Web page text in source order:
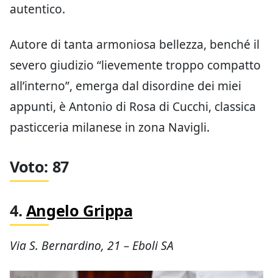
autentico.
Autore di tanta armoniosa bellezza, benché il
severo giudizio “lievemente troppo compatto
all’interno”, emerga dal disordine dei miei
appunti, è Antonio di Rosa di Cucchi, classica
pasticceria milanese in zona Navigli.
Voto: 87
4. Angelo Grippa
Via S. Bernardino, 21 – Eboli SA